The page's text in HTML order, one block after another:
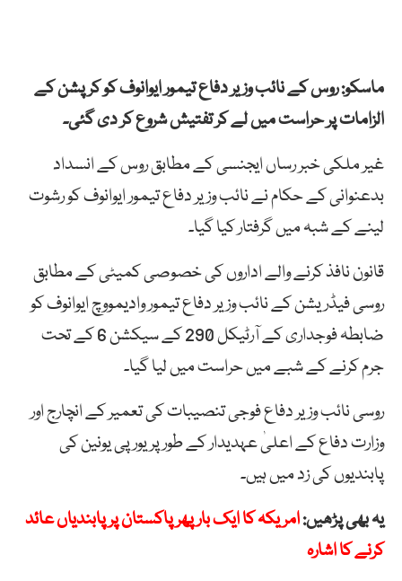
ماسکو: روس کے نائب وزیر دفاع تیمور ایوانوف کو کرپشن کے
الزامات پر حراست میں لے کر تفتیش شروع کر دی گئی۔
غیر ملکی خبر رساں ایجنسی کے مطابق روس کے انسداد
بدعنوانی کے حکام نے نائب وزیر دفاع تیمور ایوانوف کو رشوت
لینے کے شبہ میں گرفتار کیا گیا۔
قانون نافذ کرنے والے اداروں کی خصوصی کمیٹی کے مطابق
روسی فیڈریشن کے نائب وزیر دفاع تیمور وادیمووچ ایوانوف کو
ضابطہ فوجداری کے آرٹیکل 290 کے سیکشن 6 کے تحت
جرم کرنے کے شبے میں حراست میں لیا گیا۔
روسی نائب وزیر دفاع فوجی تنصیبات کی تعمیر کے انچارج اور
وزارت دفاع کے اعلیٰ عہدیدار کے طور پر یورپی یونین کی
پابندیوں کی زد میں ہیں۔
یہ بھی پڑھیں:امریکہ کا ایک بار پھر پاکستان پر پابندیاں عائد
کرنے کا اشارہ